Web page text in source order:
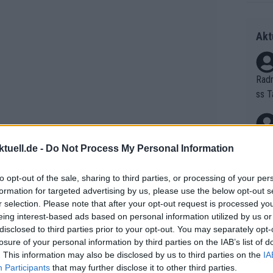
- Do Not Process My Personal Information
opt-out of the sale, sharing to third parties, or processing of your
for targeted advertising by us, please use the below opt-out
selection. Please note that after your opt-out request is processed
interest-based ads based on personal information utilized by us
to third parties prior to your opt-out. You may separately
of your personal information by third parties on the IAB’s list of
This information may also be disclosed by us to third parties on the
Participants that may further disclose it to other third parties.
Vanthourenhoutund Thibau Nys
Namen fehlen, wie der
van Aert,Toon Aerts,Tim
Gerben Kuypers und Daan Soete
ss
as
Auf
V?